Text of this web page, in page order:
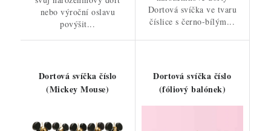
nebo výroční oslavu
povýšit...
Dortová svíčka ve tvaru
číslice s černo-bílým...
Dortová svíčka číslo
(Mickey Mouse)
Dortová svíčka číslo
(fóliový balónek)